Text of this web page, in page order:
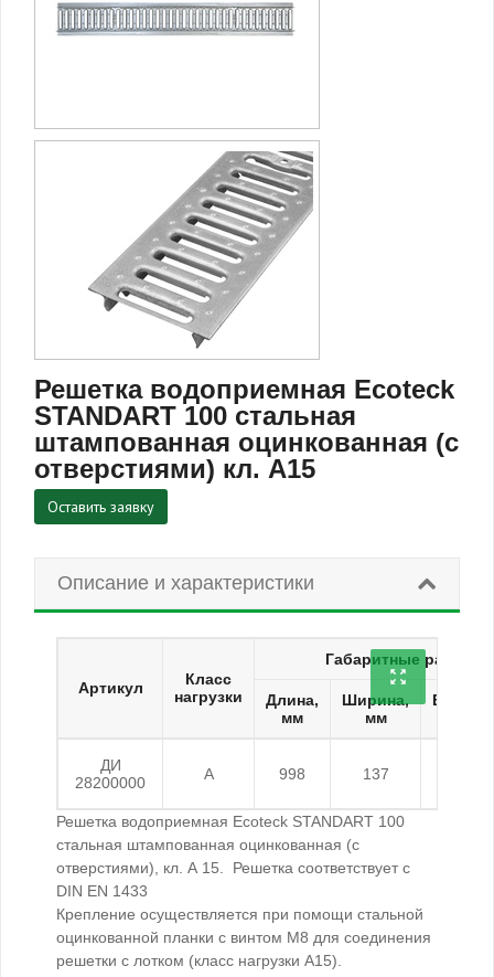
Решетка водоприемная Ecoteck
STANDART 100 стальная
штампованная оцинкованная (с
отверстиями) кл. А15
Оставить заявку
Описание и характеристики
Артикул
Класс
нагрузки
Габаритные размеры
Длина,
мм
Ширина,
мм
ДИ
28200000
А 998 137
Решетка водоприемная Ecoteck STANDART 100
стальная штампованная оцинкованная (с
отверстиями), кл. А 15. Решетка соответствует с
DIN EN 1433
Крепление осуществляется при помощи стальной
оцинкованной планки с винтом М8 для соединения
решетки с лотком (класс нагрузки А15).